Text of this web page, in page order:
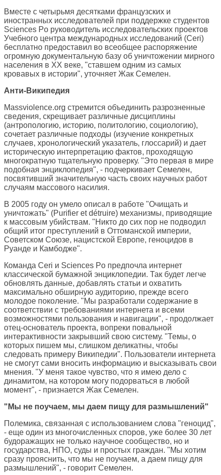
Вместе с четырьмя десятками французских и
иностранных исследователей при поддержке студентов
Sciences Po руководитель исследовательских проектов
Учебного центра международных исследований (Ceri)
бесплатно предоставил во всеобщее распоряжение
огромную документальную базу об уничтожении мирного
населения в XX веке, "ставшем одним из самых
кровавых в истории", уточняет Жак Семелен.
Анти-Википедия
Massviolence.org стремится объединить разрозненные
сведения, скрещивает различные дисциплины
(антропологию, историю, политологию, социологию),
сочетает различные подходы (изучение конкретных
случаев, хронологический указатель, глоссарий) и дает
историческую интерпретацию фактов, проходящую
многократную тщательную проверку. "Это первая в мире
подобная энциклопедия", - подчеркивает Семелен,
посвятивший значительную часть своих научных работ
случаям массового насилия.
В 2005 году он умело описал в работе "Очищать и
уничтожать" (Purifier et détruire) механизмы, приводящие
к массовым убийствам. "Никто до сих пор не подводил
общий итог преступлений в Оттоманской империи,
Советском Союзе, нацистской Европе, геноцидов в
Руанде и Камбодже".
Команда Ceri и Sciences Po предпочла интернет
классической бумажной энциклопедии. Так будет легче
обновлять данные, добавлять статьи и охватить
максимально обширную аудиторию, прежде всего
молодое поколение. "Мы разработали содержание в
соответствии с требованиями интернета и всеми
возможностями пользования и навигации", - продолжает
отец-основатель проекта, вопреки повальной
интерактивности закрывший свою систему. "Темы, о
которых пишем мы, слишком деликатны, чтобы
следовать примеру Википедии". Пользователи интернета
не смогут сами вносить информацию и высказывать свои
мнения. "У меня такое чувство, что я имею дело с
динамитом, на котором могу подорваться в любой
момент", - признается Жак Семелен.
"Мы не поучаем, мы даем пищу для размышлений"
Полемика, связанная с использованием слова "геноцид",
- еще один из многочисленных споров, уже более 30 лет
будоражащих не только научное сообщество, но и
государства, НПО, суды и простых граждан. "Мы хотим
сразу прояснить, что мы не поучаем, а даем пищу для
размышлений", - говорит Семелен.